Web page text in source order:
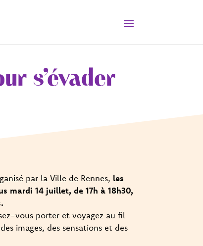
s’évader
par la Ville de Rennes, les
mardi 14 juillet, de 17h à 18h30,
vous porter et voyagez au fil
images, des sensations et des